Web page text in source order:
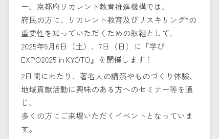
ー、京都府リカレント教育推進機構では、
府民の方に、リカレント教育及びリスキリング”の
重要性を知っていただくための取組として、
2025年9月6日（土）、7日（日）に『学び
EXPO2025 in KYOTO』を開催します！
2日間にわたり、著名人の講演やものづくり体験、
地域貢献活動に興味のある方へのセミナー等を通
じ、
多くの方にご来場いただくイベントとなっていま
す。